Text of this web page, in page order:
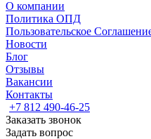
О компании
Политика ОПД
Пользовательское
Новости
Блог
Отзывы
Вакансии
Контакты
+7 812 490-46-25
Заказать звонок
Задать вопрос